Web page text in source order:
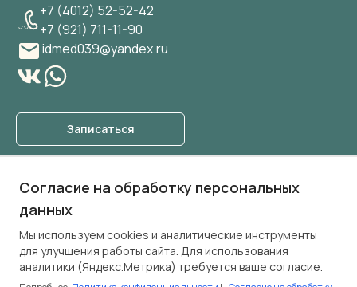
+7 (4012) 52-52-42
+7 (921) 711-11-90
idmed039@yandex.ru
Записаться
О клинике
Прайс лист
Специалисты
Блог
Согласие на обработку персональных
данных
Мы используем cookies и аналитические инструменты
для улучшения работы сайта. Для использования
аналитики (Яндекс.Метрика) требуется ваше согласие.